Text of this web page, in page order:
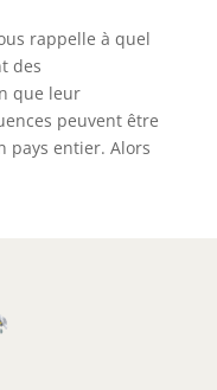
rappelle à quel
des
que leur
peuvent être
pays entier. Alors